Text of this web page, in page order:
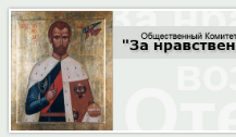
Moral.Ru
Общественный Комитет "За